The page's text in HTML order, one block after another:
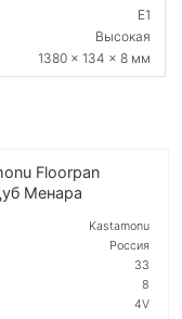
E1
Высокая
1380 x 134 x 8 мм
Floorpan
Менара
Kastamonu
Россия
33
8
4V